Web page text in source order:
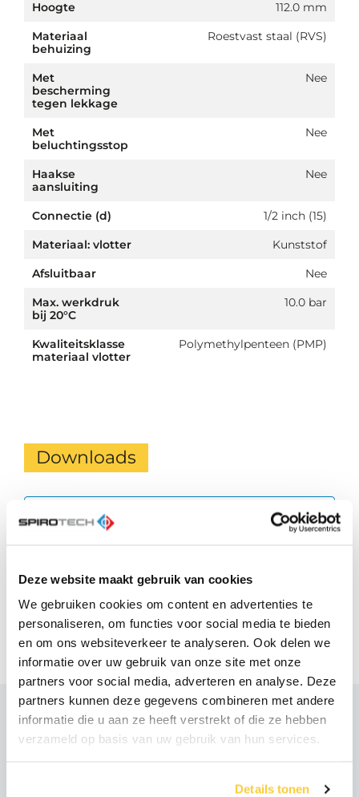
Deze website maakt gebruik van cookies
We gebruiken cookies om content en advertenties te
personaliseren, om functies voor social media te bieden
en om ons websiteverkeer te analyseren. Ook delen we
informatie over uw gebruik van onze site met onze
partners voor social media, adverteren en analyse. Deze
partners kunnen deze gegevens combineren met andere
informatie die u aan ze heeft verstrekt of die ze hebben
verzameld op basis van uw gebruik van hun services.
Details tonen
Hoogte
112.0 mm
Materiaal
behuizing
Roestvast staal (RVS)
Met
bescherming
tegen lekkage
Nee
Met
beluchtingsstop
Nee
Haakse
aansluiting
Nee
Connectie (d)
1/2 inch (15)
Materiaal: vlotter
Kunststof
Afsluitbaar
Nee
Max. werkdruk
bij 20°C
10.0 bar
Kwaliteitsklasse
materiaal vlotter
Polymethylpenteen (PMP)
Downloads
zip
pdf
Quick Reference Guide
pdf
Vergelijkbare producten